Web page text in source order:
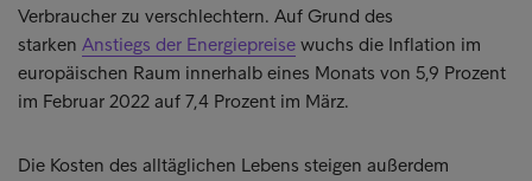
Verbraucher zu verschlechtern. Auf Grund des
starken Anstiegs der Energiepreise wuchs die Inflation im
europäischen Raum innerhalb eines Monats von 5,9 Prozent
im Februar 2022 auf 7,4 Prozent im März.
Die Kosten des alltäglichen Lebens steigen außerdem